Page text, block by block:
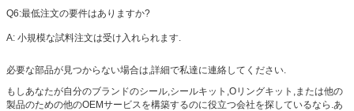
Q6:最低注文の要件はありますか?
A: 小規模な試料注文は受け入れられます.
必要な部品が見つからない場合は,詳細で私達に連絡してください.
もしあなたが自分のブランドのシール,シールキット,Oリングキット,または他の
製品のための他のOEMサービスを構築するのに役立つ会社を探しているなら.あ